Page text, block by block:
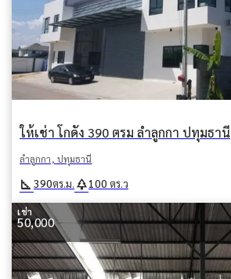
ให้เช่า โกดัง 390 ตรม ลำลูกกา ปทุมธานี
ลำลูกกา, ปทุมธานี
square_foot 390ตร.ม. park100 ตร.ว
เช่า
50,000